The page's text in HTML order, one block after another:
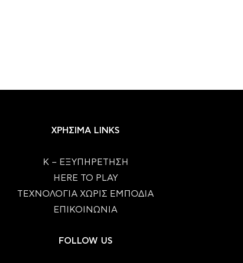
ΧΡΗΣΙΜΑ LINKS
Κ – ΕΞΥΠΗΡΕΤΗΣΗ
HERE TO PLAY
ΤΕΧΝΟΛΟΓΙΑ ΧΩΡΙΣ ΕΜΠΟΔΙΑ
ΕΠΙΚΟΙΝΩΝΙΑ
FOLLOW US